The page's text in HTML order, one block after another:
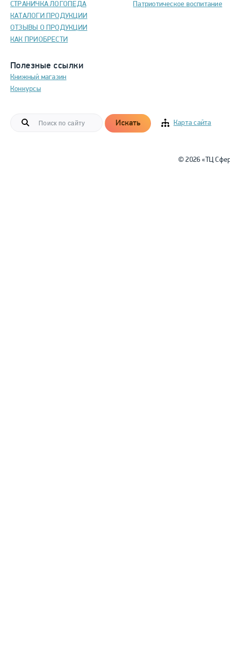
СТРАНИЧКА ЛОГОПЕДА
КАТАЛОГИ ПРОДУКЦИИ
ОТЗЫВЫ О ПРОДУКЦИИ
КАК ПРИОБРЕСТИ
Полезные ссылки
Книжный магазин
Конкурсы
Патриотическое воспитание
Искать Карта сайта
© 2026 «ТЦ